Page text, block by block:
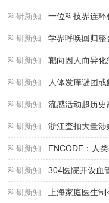
科研新知 一位科技界连环
科研新知 学界呼唤回归整
科研新知 靶向因人而异化
科研新知
科研新知
科研新知 浙江查扣大量涉
科研新知
科研新知
科研新知 上海家庭医生